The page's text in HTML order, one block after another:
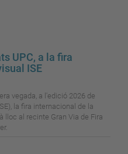
UPC, a la fira
ISE
vegada, a l'edició 2026 de
la fira internacional de la
lloc al recinte Gran Via de Fira